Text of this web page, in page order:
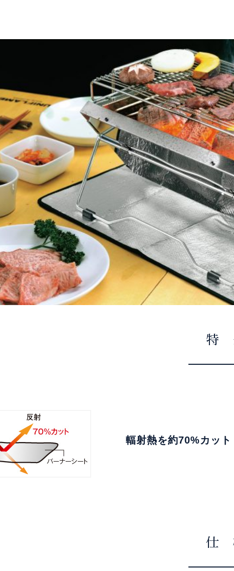
特
輻射熱を約70%カット
仕